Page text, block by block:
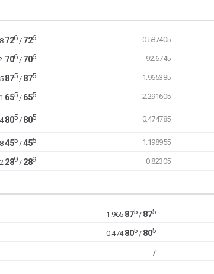
726/ 726 0.587405
706/ 706 92.6745
875/ 875 1.965385
655/ 655 2.291605
805/ 805 0.474785
455/455 1.198955
289/ 289 0.82305
1.965 875/ 875
0.474 805/ 805
/